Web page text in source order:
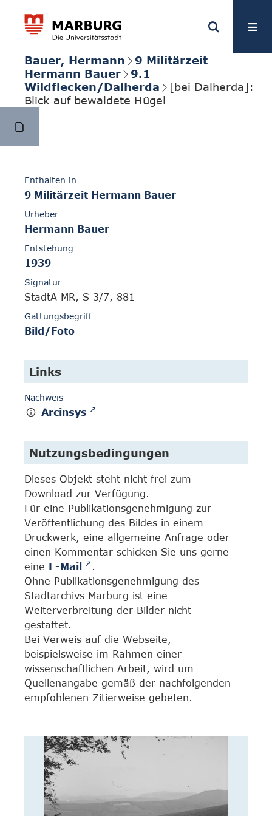
Bauer, Hermann
9 Militärzeit
Hermann Bauer
9.1
Wildflecken/Dalherda
[bei Dalherda]:
Blick auf bewaldete Hügel
Enthalten in
9 Militärzeit Hermann Bauer
Urheber
Hermann Bauer
Entstehung
1939
Signatur
StadtA MR, S 3/7, 881
Gattungsbegriff
Bild/Foto
Links
Nachweis
Arcinsys
Nutzungsbedingungen
Dieses Objekt steht nicht frei zum
Download zur Verfügung.
Für eine Publikationsgenehmigung zur
Veröffentlichung des Bildes in einem
Druckwerk, eine allgemeine Anfrage oder
einen Kommentar schicken Sie uns gerne
eine E-Mail
.
Ohne Publikationsgenehmigung des
Stadtarchivs Marburg ist eine
Weiterverbreitung der Bilder nicht
gestattet.
Bei Verweis auf die Webseite,
beispielsweise im Rahmen einer
wissenschaftlichen Arbeit, wird um
Quellenangabe gemäß der nachfolgenden
empfohlenen Zitierweise gebeten.